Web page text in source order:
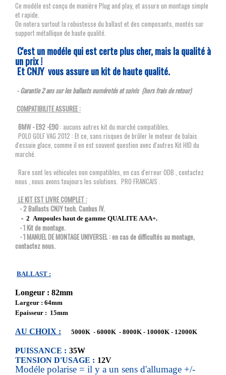
Ce modéle est conçu de manière Plug and play, et assure un montage simple
et rapide.
On notera surtout la robustesse du ballast et des composants, montés sur
support métallique de haute qualité.
C'est un modéle qui est certe plus cher, mais la qualité à
un prix !
Et CNJY vous assure un kit de haute qualité.
- Garantie 2 ans sur les ballasts numérotés et suivis (hors frais de retour)
COMPATIBILITE ASSUREE :
BMW - E92 -E90: aucuns autres kit du marché compatibles.
POLO GOLF VAG 2012 : Et ce, sans risques de brûler le moteur de balais
d'essuie glace, comme il en est souvent question avec d'autres Kit HID du
marché.
Rare sont les véhicules non compatibles, en cas d'erreur ODB , contactez
nous , nous avons toujours les solutions. PRO FRANCAIS .
LE KIT EST LIVRE COMPLET :
- 2 Ballasts CNJY tech. Canbus IV.
- 2 Ampoules haut de gamme QUALITE AAA+.
- 1 Kit de montage.
- 1 MANUEL DE MONTAGE UNIVERSEL : en cas de difficultés au montage,
contactez nous.
BALLAST :
Longeur : 82mm
Largeur : 64mm
Epaisseur : 15mm
AU CHOIX : 5000K - 6000K - 8000K - 10000K - 12000K
PUISSANCE : 35W
TENSION D'USAGE : 12V
Modéle polarise = il y a un sens d'allumage +/-